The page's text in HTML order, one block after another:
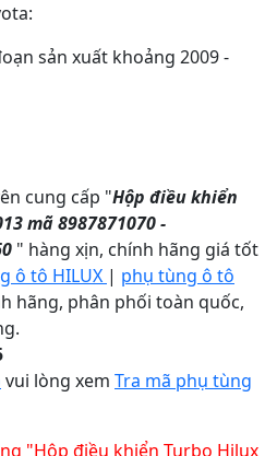
sản xuất khoảng 2009 -
cung cấp "Hộp điều khiển
mã 8987871070 -
" hàng xịn, chính hãng giá tốt
ô tô HILUX | phụ tùng ô tô
hãng, phân phối toàn quốc,
vui lòng xem Tra mã phụ tùng
"Hộp điều khiển Turbo Hilux